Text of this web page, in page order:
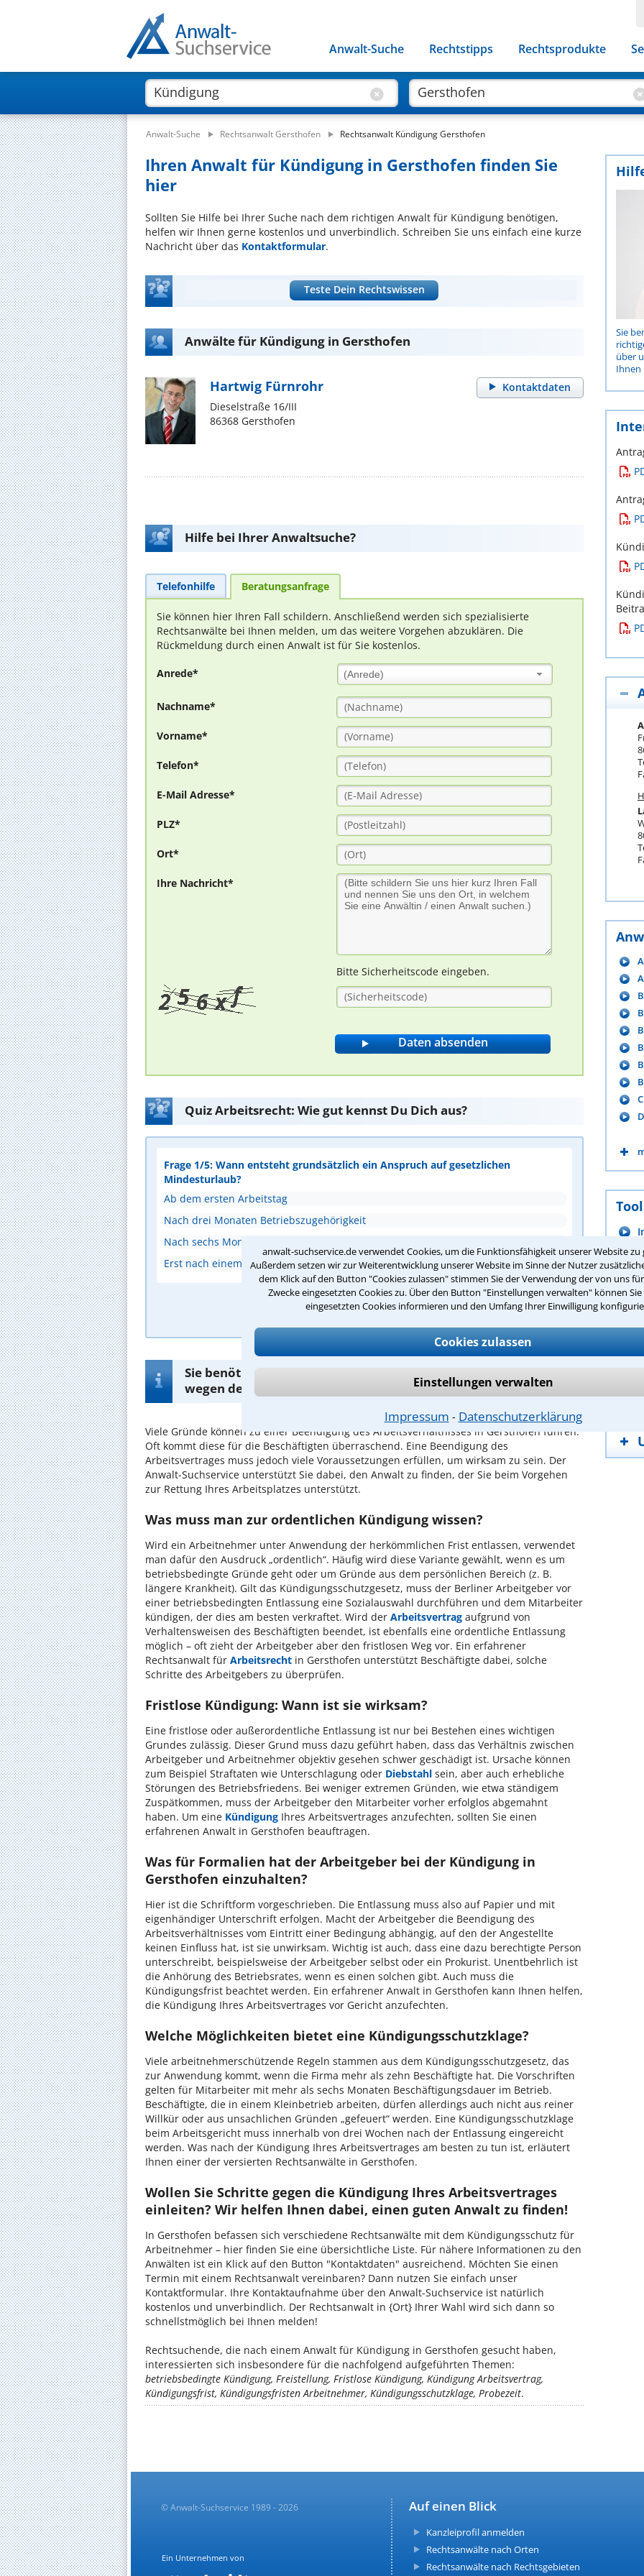
anwalt-suchservice.de verwendet Cookies, um die Funktionsfähigkeit unserer Website zu
Außerdem setzen wir zur Weiterentwicklung unserer Website im Sinne der Nutzer
dem Klick auf den Button "Cookies zulassen" stimmen Sie der Verwendung der von uns
Zwecke eingesetzten Cookies zu. Über den Button "Einstellungen verwalten" können
eingesetzten Cookies informieren und den Umfang Ihrer Einwilligung
Cookies zulassen
Einstellungen verwalten
Impressum ⁃ Datenschutzerklärung
Anwalt-Suche Rechtstipps Rechtsprodukte
Anwalt-Suche Rechtsanwalt Gersthofen Rechtsanwalt Kündigung Gersthofen
Ihren Anwalt für Kündigung in Gersthofen finden Sie
hier
Sollten Sie Hilfe bei Ihrer Suche nach dem richtigen Anwalt für Kündigung benötigen,
helfen wir Ihnen gerne kostenlos und unverbindlich. Schreiben Sie uns einfach eine kurze
Nachricht über das Kontaktformular.
Teste Dein Rechtswissen
Anwälte für Kündigung in Gersthofen
Kontaktdaten
Hartwig Fürnrohr
Dieselstraße 16/III
86368 Gersthofen
Hilfe bei Ihrer Anwaltsuche?
Telefonhilfe Beratungsanfrage
Sie können hier Ihren Fall schildern. Anschließend werden sich spezialisierte
Rechtsanwälte bei Ihnen melden, um das weitere Vorgehen abzuklären. Die
Rückmeldung durch einen Anwalt ist für Sie kostenlos.
Anrede* (Anrede)
Nachname*
Vorname*
Telefon*
E-Mail Adresse*
PLZ*
Ort*
Ihre Nachricht*
Bitte Sicherheitscode eingeben.
Quiz Arbeitsrecht: Wie gut kennst Du Dich aus?
Frage 1/5: Wann entsteht grundsätzlich ein Anspruch auf gesetzlichen
Mindesturlaub?
Ab dem ersten Arbeitstag
Nach drei Monaten Betriebszugehörigkeit
Nach sechs Monaten Bestehen des Arbeitsverhältnisses
Erst nach einem Jahr Beschäftigung
Antwort überprüfen
Sie benötigen einen kompetenten Rechtsanwalt in Gersthofen
wegen der Kündigung Ihres Arbeitsvertrages?
Viele Gründe können zu einer Beendigung des Arbeitsverhältnisses in Gersthofen führen.
Oft kommt diese für die Beschäftigten überraschend. Eine Beendigung des
Arbeitsvertrages muss jedoch viele Voraussetzungen erfüllen, um wirksam zu sein. Der
Anwalt-Suchservice unterstützt Sie dabei, den Anwalt zu finden, der Sie beim Vorgehen
zur Rettung Ihres Arbeitsplatzes unterstützt.
Was muss man zur ordentlichen Kündigung wissen?
Wird ein Arbeitnehmer unter Anwendung der herkömmlichen Frist entlassen, verwendet
man dafür den Ausdruck „ordentlich“. Häufig wird diese Variante gewählt, wenn es um
betriebsbedingte Gründe geht oder um Gründe aus dem persönlichen Bereich (z. B.
längere Krankheit). Gilt das Kündigungsschutzgesetz, muss der Berliner Arbeitgeber vor
einer betriebsbedingten Entlassung eine Sozialauswahl durchführen und dem Mitarbeiter
kündigen, der dies am besten verkraftet. Wird der Arbeitsvertrag aufgrund von
Verhaltensweisen des Beschäftigten beendet, ist ebenfalls eine ordentliche Entlassung
möglich – oft zieht der Arbeitgeber aber den fristlosen Weg vor. Ein erfahrener
Rechtsanwalt für Arbeitsrecht in Gersthofen unterstützt Beschäftigte dabei, solche
Schritte des Arbeitgebers zu überprüfen.
Fristlose Kündigung: Wann ist sie wirksam?
Eine fristlose oder außerordentliche Entlassung ist nur bei Bestehen eines wichtigen
Grundes zulässig. Dieser Grund muss dazu geführt haben, dass das Verhältnis zwischen
Arbeitgeber und Arbeitnehmer objektiv gesehen schwer geschädigt ist. Ursache können
zum Beispiel Straftaten wie Unterschlagung oder Diebstahl sein, aber auch erhebliche
Störungen des Betriebsfriedens. Bei weniger extremen Gründen, wie etwa ständigem
Zuspätkommen, muss der Arbeitgeber den Mitarbeiter vorher erfolglos abgemahnt
haben. Um eine Kündigung Ihres Arbeitsvertrages anzufechten, sollten Sie einen
erfahrenen Anwalt in Gersthofen beauftragen.
Was für Formalien hat der Arbeitgeber bei der Kündigung in
Gersthofen einzuhalten?
Hier ist die Schriftform vorgeschrieben. Die Entlassung muss also auf Papier und mit
eigenhändiger Unterschrift erfolgen. Macht der Arbeitgeber die Beendigung des
Arbeitsverhältnisses vom Eintritt einer Bedingung abhängig, auf den der Angestellte
keinen Einfluss hat, ist sie unwirksam. Wichtig ist auch, dass eine dazu berechtigte Person
unterschreibt, beispielsweise der Arbeitgeber selbst oder ein Prokurist. Unentbehrlich ist
die Anhörung des Betriebsrates, wenn es einen solchen gibt. Auch muss die
Kündigungsfrist beachtet werden. Ein erfahrener Anwalt in Gersthofen kann Ihnen helfen,
die Kündigung Ihres Arbeitsvertrages vor Gericht anzufechten.
Welche Möglichkeiten bietet eine Kündigungsschutzklage?
Viele arbeitnehmerschützende Regeln stammen aus dem Kündigungsschutzgesetz, das
zur Anwendung kommt, wenn die Firma mehr als zehn Beschäftigte hat. Die Vorschriften
gelten für Mitarbeiter mit mehr als sechs Monaten Beschäftigungsdauer im Betrieb.
Beschäftigte, die in einem Kleinbetrieb arbeiten, dürfen allerdings auch nicht aus reiner
Willkür oder aus unsachlichen Gründen „gefeuert“ werden. Eine Kündigungsschutzklage
beim Arbeitsgericht muss innerhalb von drei Wochen nach der Entlassung eingereicht
werden. Was nach der Kündigung Ihres Arbeitsvertrages am besten zu tun ist, erläutert
Ihnen einer der versierten Rechtsanwälte in Gersthofen.
Wollen Sie Schritte gegen die Kündigung Ihres Arbeitsvertrages
einleiten? Wir helfen Ihnen dabei, einen guten Anwalt zu finden!
In Gersthofen befassen sich verschiedene Rechtsanwälte mit dem Kündigungsschutz für
Arbeitnehmer – hier finden Sie eine übersichtliche Liste. Für nähere Informationen zu den
Anwälten ist ein Klick auf den Button "Kontaktdaten" ausreichend. Möchten Sie einen
Termin mit einem Rechtsanwalt vereinbaren? Dann nutzen Sie einfach unser
Kontaktformular. Ihre Kontaktaufnahme über den Anwalt-Suchservice ist natürlich
kostenlos und unverbindlich. Der Rechtsanwalt in {Ort} Ihrer Wahl wird sich dann so
schnellstmöglich bei Ihnen melden!
Rechtsuchende, die nach einem Anwalt für Kündigung in Gersthofen gesucht haben,
interessierten sich insbesondere für die nachfolgend aufgeführten Themen:
betriebsbedingte Kündigung, Freistellung, Fristlose Kündigung, Kündigung Arbeitsvertrag,
Kündigungsfrist, Kündigungsfristen Arbeitnehmer, Kündigungsschutzklage, Probezeit.
Sie
über
Ihnen
Auf einen Blick
Kanzleiprofil anmelden
Rechtsanwälte nach Orten
Rechtsanwälte nach Rechtsgebieten
© Anwalt-Suchservice 1989 - 2026
Ein Unternehmen von